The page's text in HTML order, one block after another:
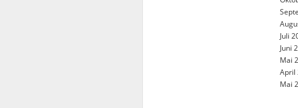
Juli
Juni
Mai
April
Mai